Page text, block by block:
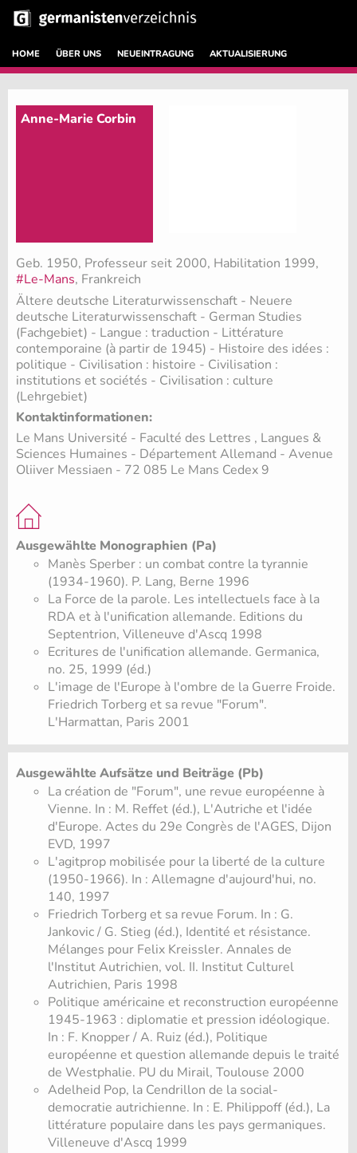
HOME ÜBER UNS NEUEINTRAGUNG AKTUALISIERUNG
Anne-Marie Corbin
Geb. 1950, Professeur seit 2000, Habilitation 1999,
#Le-Mans, Frankreich
Ältere deutsche Literaturwissenschaft - Neuere
deutsche Literaturwissenschaft - German Studies
(Fachgebiet) - Langue : traduction - Littérature
contemporaine (à partir de 1945) - Histoire des idées :
politique - Civilisation : histoire - Civilisation :
institutions et sociétés - Civilisation : culture
(Lehrgebiet)
Kontaktinformationen:
Le Mans Université - Faculté des Lettres , Langues &
Sciences Humaines - Département Allemand - Avenue
Oliiver Messiaen - 72 085 Le Mans Cedex 9
Ausgewählte Monographien (Pa)
Manès Sperber : un combat contre la tyrannie
(1934-1960). P. Lang, Berne 1996
La Force de la parole. Les intellectuels face à la
RDA et à l'unification allemande. Editions du
Septentrion, Villeneuve d'Ascq 1998
Ecritures de l'unification allemande. Germanica,
no. 25, 1999 (éd.)
L'image de l'Europe à l'ombre de la Guerre Froide.
Friedrich Torberg et sa revue "Forum".
L'Harmattan, Paris 2001
Ausgewählte Aufsätze und Beiträge (Pb)
La création de "Forum", une revue européenne à
Vienne. In : M. Reffet (éd.), L'Autriche et l'idée
d'Europe. Actes du 29e Congrès de l'AGES, Dijon
EVD, 1997
L'agitprop mobilisée pour la liberté de la culture
(1950-1966). In : Allemagne d'aujourd'hui, no.
140, 1997
Friedrich Torberg et sa revue Forum. In : G.
Jankovic / G. Stieg (éd.), Identité et résistance.
Mélanges pour Felix Kreissler. Annales de
l'Institut Autrichien, vol. II. Institut Culturel
Autrichien, Paris 1998
Politique américaine et reconstruction européenne
1945-1963 : diplomatie et pression idéologique.
In : F. Knopper / A. Ruiz (éd.), Politique
européenne et question allemande depuis le traité
de Westphalie. PU du Mirail, Toulouse 2000
Adelheid Pop, la Cendrillon de la social-
democratie autrichienne. In : E. Philippoff (éd.), La
littérature populaire dans les pays germaniques.
Villeneuve d'Ascq 1999